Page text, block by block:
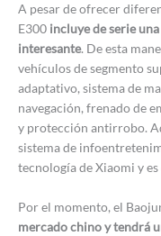
A pesar de ofrecer
E300 incluye de serie
interesante. De esta
vehículos de segmento
adaptativo, sistema de
navegación, frenado de
y protección antirrobo.
sistema de
tecnología de Xiaomi y
Por el momento, el
mercado chino y tendrá